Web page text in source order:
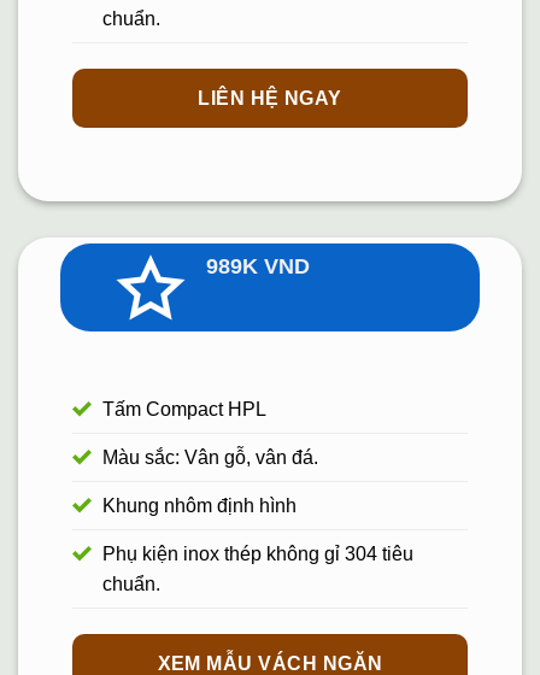
chuẩn.
LIÊN HỆ NGAY
989K VND
Tấm Compact HPL
Màu sắc: Vân gỗ, vân đá.
Khung nhôm định hình
Phụ kiện inox thép không gỉ 304 tiêu
chuẩn.
XEM MẪU VÁCH NGĂN